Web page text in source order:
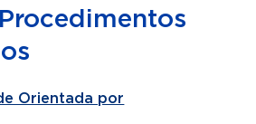
Orientada por